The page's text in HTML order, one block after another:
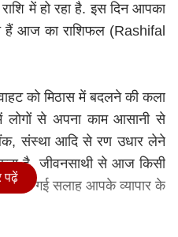
में हो रहा है. इस दिन आपका
हैं आज का राशिफल (Rashifal
को मिठास में बदलने की कला
में लोगों से अपना काम आसानी से
संस्था आदि से रण उधार लेने
है. जीवनसाथी से आज किसी
दी गई सलाह आपके व्यापार के
पढ़ें